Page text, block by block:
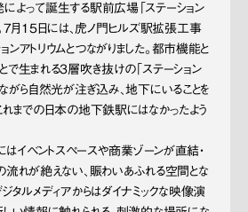
よって誕生する駅前広場「ステーション
。7月15日には、虎ノ門ヒルズ駅拡張工事
アトリウムとつながりました。都市機能と
で生まれる3層吹き抜けの「ステーション
がら自然光が注ぎ込み、地下にいることを
れまでの日本の地下鉄駅にはなかったよう
にはイベントスペースや商業ゾーンが直結・
流れが絶えない、賑わいあふれる空間とな
タルメディアからはダイナミックな映像演